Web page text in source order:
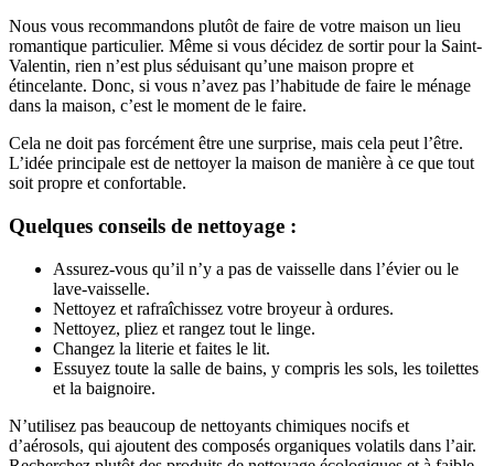
Nous vous recommandons plutôt de faire de votre maison un lieu
romantique particulier. Même si vous décidez de sortir pour la Saint-
Valentin, rien n’est plus séduisant qu’une maison propre et
étincelante. Donc, si vous n’avez pas l’habitude de faire le ménage
dans la maison, c’est le moment de le faire.
Cela ne doit pas forcément être une surprise, mais cela peut l’être.
L’idée principale est de nettoyer la maison de manière à ce que tout
soit propre et confortable.
Quelques conseils de nettoyage :
Assurez-vous qu’il n’y a pas de vaisselle dans l’évier ou le
lave-vaisselle.
Nettoyez et rafraîchissez votre broyeur à ordures.
Nettoyez, pliez et rangez tout le linge.
Changez la literie et faites le lit.
Essuyez toute la salle de bains, y compris les sols, les toilettes
et la baignoire.
N’utilisez pas beaucoup de nettoyants chimiques nocifs et
d’aérosols, qui ajoutent des composés organiques volatils dans l’air.